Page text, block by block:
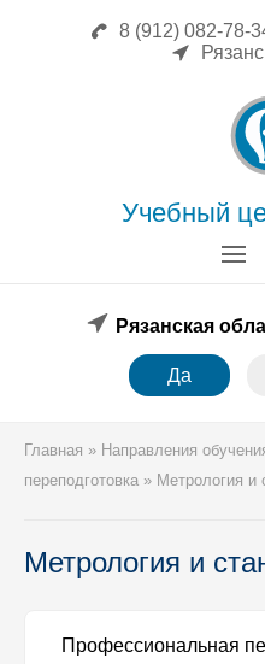
Учебный
8 (912) 082-78-
Рязанская
Да
Главная » Направления
переподготовка » Метрология и
Метрология и
Профессиональная
Повышение
Профессиональная
Форма заявки
Образец диплома
Аттестация поверителей
Системы менеджмента
Реквизиты
Координаты